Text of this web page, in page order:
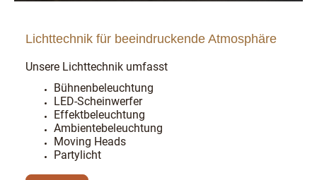
Lichttechnik für beeindruckende Atmosphäre
Unsere Lichttechnik umfasst
Bühnenbeleuchtung
LED-Scheinwerfer
Effektbeleuchtung
Ambientebeleuchtung
Moving Heads
Partylicht